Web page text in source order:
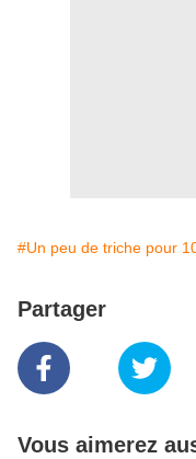
#Un peu de triche pour
Partager
Vous aimerez